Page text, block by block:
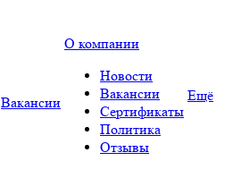
Вакансии
О компании
Новости
Вакансии
Сертификаты
Политика
Отзывы
Ещё